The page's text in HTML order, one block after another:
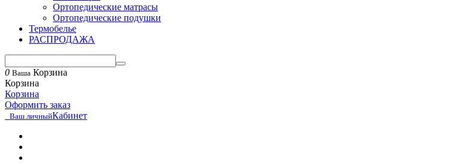
Ортопедические матрасы
Ортопедические подушки
Термобелье
РАСПРОДАЖА
0 Ваша Корзина
Корзина
Корзина
Оформить заказ
Ваш личныйКабинет